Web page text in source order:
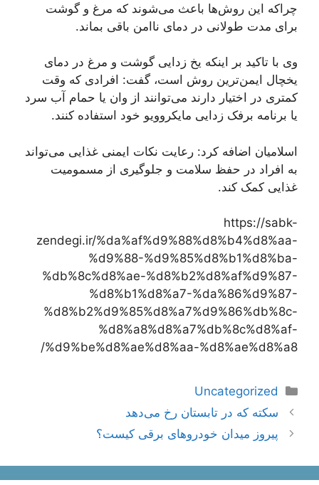
چراکه این روش‌ها باعث می‌شوند که مرغ و گوشت
برای مدت طولانی در دمای ناامن باقی بماند.
وی با تاکید بر اینکه یخ زدایی گوشت و مرغ در دمای
یخچال ایمن‌ترین روش است، گفت: افرادی که وقت
کمتری در اختیار دارند می‌توانند از وان یا حمام آب سرد
یا برنامه برفک زدایی مایکروویو خود استفاده کنند.
اسلامیان اضافه کرد: رعایت نکات ایمنی غذایی می‌تواند
به افراد در حفظ سلامت و جلوگیری از مسمومیت
غذایی کمک کند.
https://sabk-
zendegi.ir/%da%af%d9%88%d8%b4%d8%aa-
%d9%88-%d9%85%d8%b1%d8%ba-
%db%8c%d8%ae-%d8%b2%d8%af%d9%87-
%d8%b1%d8%a7-%da%86%d9%87-
%d8%b2%d9%85%d8%a7%d9%86%db%8c-
%d8%a8%d8%a7%db%8c%d8%af-
%d9%be%d8%ae%d8%aa-%d8%ae%d8%a8/
دسته‌ها
Uncategorized
ناوبری
نوشته‌ها
سکته که در تابستان رخ می‌دهد
پیروز میدان خودروهای برقی کیست؟